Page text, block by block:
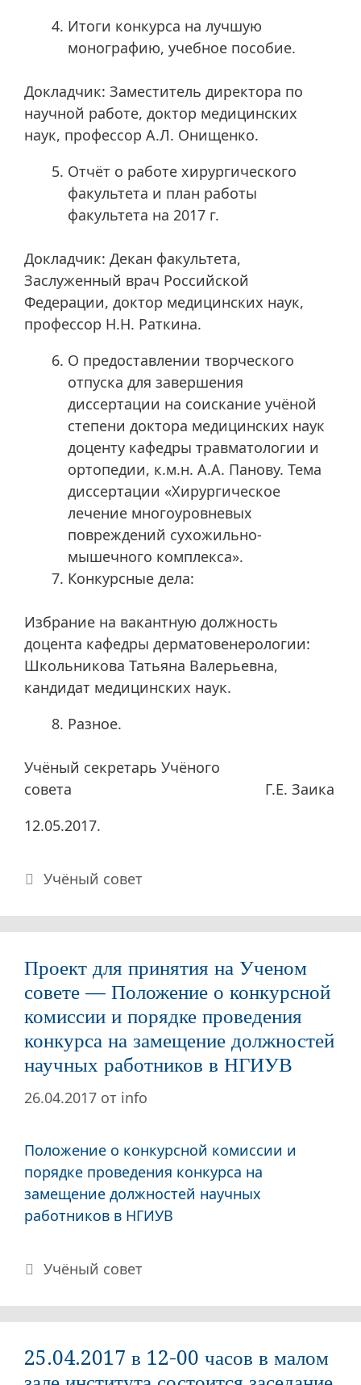
Итоги конкурса на лучшую
монографию, учебное пособие.
Докладчик: Заместитель директора по
научной работе, доктор медицинских
наук, профессор А.Л. Онищенко.
Отчёт о работе хирургического
факультета и план работы
факультета на 2017 г.
Докладчик: Декан факультета,
Заслуженный врач Российской
Федерации, доктор медицинских наук,
профессор Н.Н. Раткина.
О предоставлении творческого
отпуска для завершения
диссертации на соискание учёной
степени доктора медицинских наук
доценту кафедры травматологии и
ортопедии, к.м.н. А.А. Панову. Тема
диссертации «Хирургическое
лечение многоуровневых
повреждений сухожильно-
мышечного комплекса».
Конкурсные дела:
Избрание на вакантную должность
доцента кафедры дерматовенерологии:
Школьникова Татьяна Валерьевна,
кандидат медицинских наук.
Разное.
Учёный секретарь Учёного
совета Г.Е. Заика
12.05.2017.
Рубрики
Учёный совет
Проект для принятия на Ученом
совете — Положение о конкурсной
комиссии и порядке проведения
конкурса на замещение должностей
научных работников в НГИУВ
26.04.2017 от info
Положение о конкурсной комиссии и
порядке проведения конкурса на
замещение должностей научных
работников в НГИУВ
Рубрики
Учёный совет
25.04.2017 в 12-00 часов в малом